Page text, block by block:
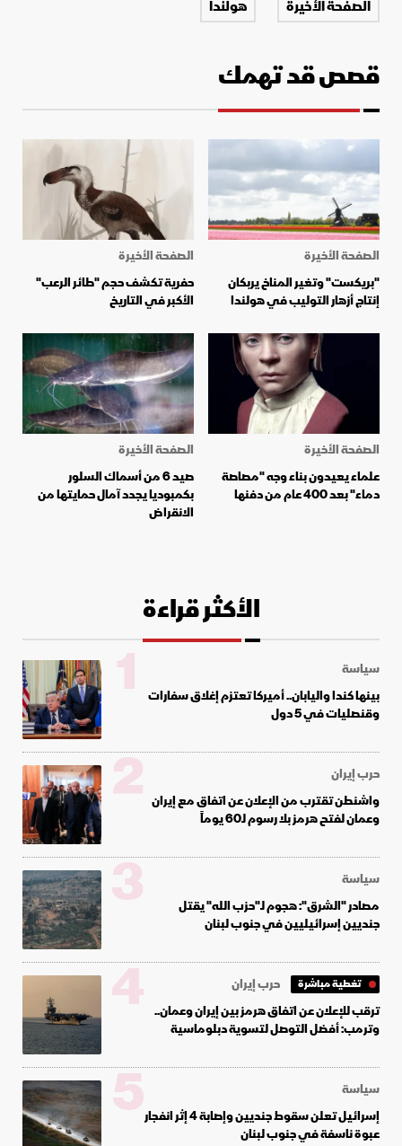
الصفحة الأخيرة هولندا
قصص قد تهمك
الصفحة الأخيرة
"بريكست" وتغير المناخ يربكان
إنتاج أزهار التوليب في هولندا
الصفحة الأخيرة
حفرية تكشف حجم "طائر الرعب"
الأكبر في التاريخ
الصفحة الأخيرة
علماء يعيدون بناء وجه "مصاصة
دماء" بعد 400 عام من دفنها
الصفحة الأخيرة
صيد 6 من أسماك السلور
بكمبوديا يجدد آمال حمايتها من
الانقراض
الأكثر قراءة
سياسة
بينها كندا واليابان.. أميركا تعتزم إغلاق سفارات
وقنصليات في 5 دول
1
حرب إيران
واشنطن تقترب من الإعلان عن اتفاق مع إيران
وعمان لفتح هرمز بلا رسوم لـ60 يوماً
2
سياسة
مصادر "الشرق": هجوم لـ"حزب الله" يقتل
جنديين إسرائيليين في جنوب لبنان
3
تغطية مباشرة
حرب إيران
ترقب للإعلان عن اتفاق هرمز بين إيران وعمان..
وترمب: أفضل التوصل لتسوية دبلوماسية
4
سياسة
إسرائيل تعلن سقوط جنديين وإصابة 4 إثر انفجار
عبوة ناسفة في جنوب لبنان
5